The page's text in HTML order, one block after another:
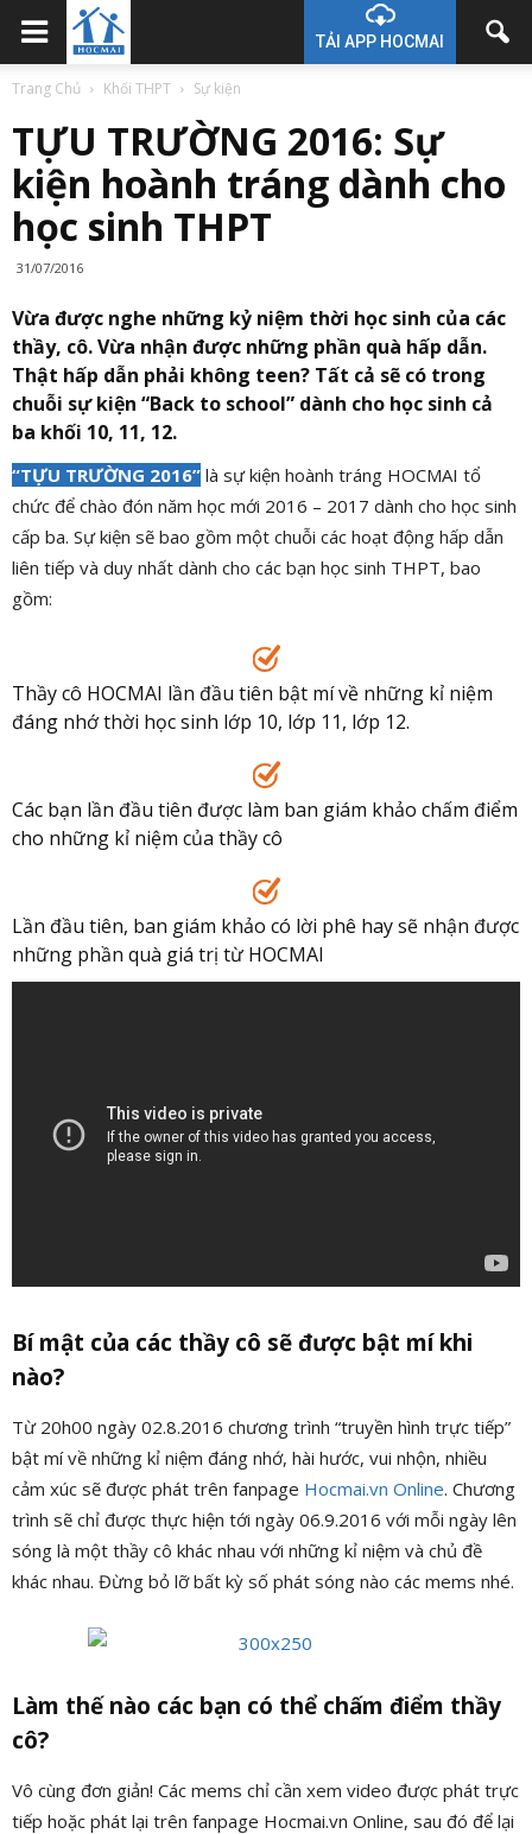
TẢI APP HOCMAI
Trang Chủ Khối THPT Sự kiện
TỰU TRƯỜNG 2016: Sự
kiện hoành tráng dành cho
học sinh THPT
31/07/2016
Vừa được nghe những kỷ niệm thời học sinh của các
thầy, cô. Vừa nhận được những phần quà hấp dẫn.
Thật hấp dẫn phải không teen? Tất cả sẽ có trong
chuỗi sự kiện “Back to school” dành cho học sinh cả
ba khối 10, 11, 12.
“TỰU TRƯỜNG 2016” là sự kiện hoành tráng HOCMAI tổ
chức để chào đón năm học mới 2016 – 2017 dành cho học sinh
cấp ba. Sự kiện sẽ bao gồm một chuỗi các hoạt động hấp dẫn
liên tiếp và duy nhất dành cho các bạn học sinh THPT, bao
gồm:
Thầy cô HOCMAI lần đầu tiên bật mí về những kỉ niệm
đáng nhớ thời học sinh lớp 10, lớp 11, lớp 12.
Các bạn lần đầu tiên được làm ban giám khảo chấm điểm
cho những kỉ niệm của thầy cô
Lần đầu tiên, ban giám khảo có lời phê hay sẽ nhận được
những phần quà giá trị từ HOCMAI
Bí mật của các thầy cô sẽ được bật mí khi
nào?
Từ 20h00 ngày 02.8.2016 chương trình “truyền hình trực tiếp”
bật mí về những kỉ niệm đáng nhớ, hài hước, vui nhộn, nhiều
cảm xúc sẽ được phát trên fanpage Hocmai.vn Online. Chương
trình sẽ chỉ được thực hiện tới ngày 06.9.2016 với mỗi ngày lên
sóng là một thầy cô khác nhau với những kỉ niệm và chủ đề
khác nhau. Đừng bỏ lỡ bất kỳ số phát sóng nào các mems nhé.
Làm thế nào các bạn có thể chấm điểm thầy
cô?
Vô cùng đơn giản! Các mems chỉ cần xem video được phát trực
tiếp hoặc phát lại trên fanpage Hocmai.vn Online, sau đó để lại